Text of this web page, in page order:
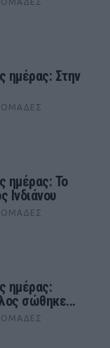
ημέρας: Στην
ημέρας: Το
Ινδιάνου
ημέρας:
σώθηκε...